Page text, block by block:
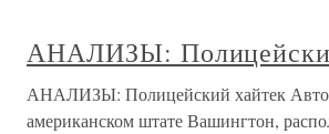
АНАЛИЗЫ:
АНАЛИЗЫ: Полицейский хайтек
американском штате Вашингтон,